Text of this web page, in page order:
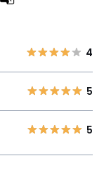
4
5
5